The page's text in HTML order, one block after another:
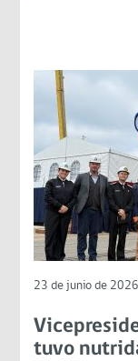
23 de junio de 2026
tuvo